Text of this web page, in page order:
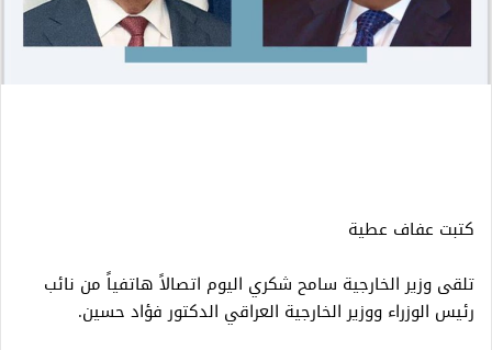
كتبت عفاف عطية
تلقى وزير الخارجية سامح شكري اليوم اتصالاً هاتفياً من نائب
رئيس الوزراء ووزير الخارجية العراقي الدكتور فؤاد حسين.